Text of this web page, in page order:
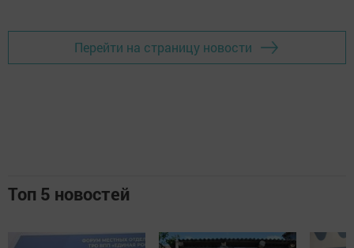
Перейти на страницу новости
Топ 5 новостей